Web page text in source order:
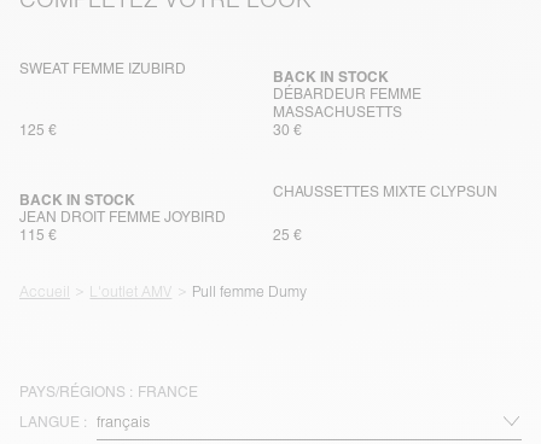
SWEAT FEMME IZUBIRD
125 €
DÉBARDEUR FEMME
MASSACHUSETTS
BACK IN STOCK
30 €
JEAN DROIT FEMME JOYBIRD
BACK IN STOCK
115 €
CHAUSSETTES MIXTE CLYPSUN
25 €
Accueil L'outlet AMV Pull femme Dumy
PAYS/RÉGIONS : FRANCE
LANGUE :